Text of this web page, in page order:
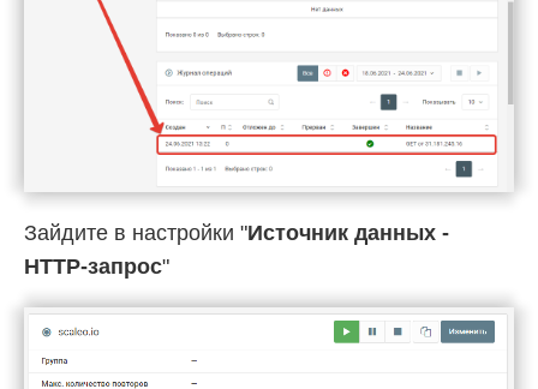
Зайдите в настройки "Источник данных -
HTTP-запрос"